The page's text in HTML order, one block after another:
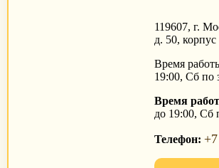
119607, г.
д. 50,
Время
19:00, Сб по
Время
до 19:00, Сб
Телефон: